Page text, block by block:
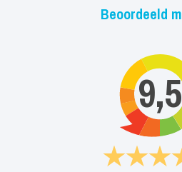
Beoordeeld
9,5